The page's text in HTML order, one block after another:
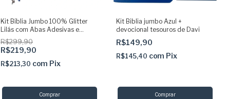
Kit Bíblia Jumbo 100% Glitter
Lilás com Abas Adesivas e
Pingente + Caneta + Devocional
+ Marca
R$299,90
R$219,90
R$213,30 com Pix
Kit Biblia jumbo Azul +
devocional tesouros de Davi
R$149,90
R$145,40 com Pix